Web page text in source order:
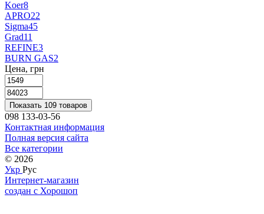
Koer8
APRO22
Sigma45
Grad11
REFINE3
BURN GAS2
Цена, грн
Показать 109 товаров
098 133-03-56
Контактная информация
Полная версия сайта
Все категории
© 2026
Укр Рус
Интернет-магазин
создан с Хорошоп